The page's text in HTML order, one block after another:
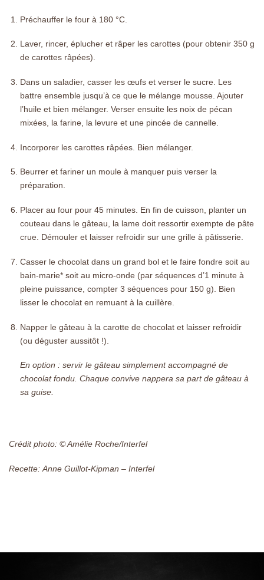
Préchauffer le four à 180 °C.
Laver, rincer, éplucher et râper les carottes (pour obtenir 350 g
de carottes râpées).
Dans un saladier, casser les œufs et verser le sucre. Les
battre ensemble jusqu’à ce que le mélange mousse. Ajouter
l’huile et bien mélanger. Verser ensuite les noix de pécan
mixées, la farine, la levure et une pincée de cannelle.
Incorporer les carottes râpées. Bien mélanger.
Beurrer et fariner un moule à manquer puis verser la
préparation.
Placer au four pour 45 minutes. En fin de cuisson, planter un
couteau dans le gâteau, la lame doit ressortir exempte de pâte
crue. Démouler et laisser refroidir sur une grille à pâtisserie.
Casser le chocolat dans un grand bol et le faire fondre soit au
bain-marie* soit au micro-onde (par séquences d’1 minute à
pleine puissance, compter 3 séquences pour 150 g). Bien
lisser le chocolat en remuant à la cuillère.
Napper le gâteau à la carotte de chocolat et laisser refroidir
(ou déguster aussitôt !).
En option : servir le gâteau simplement accompagné de
chocolat fondu. Chaque convive nappera sa part de gâteau à
sa guise.
Crédit photo: © Amélie Roche/Interfel
Recette: Anne Guillot-Kipman – Interfel